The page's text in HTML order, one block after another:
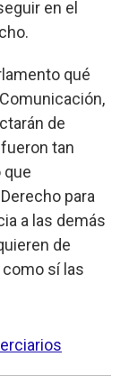
en el
qué
de
tan
que
para
a las demás
de
sí las